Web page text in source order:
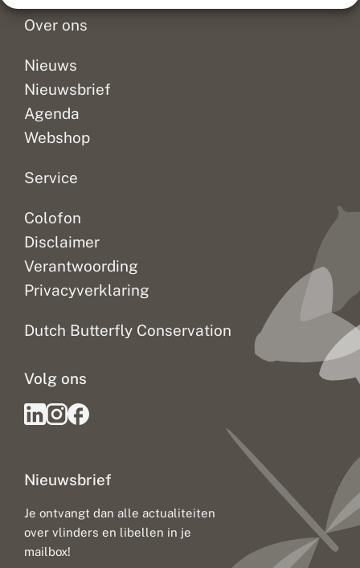
Over ons
Nieuws
Nieuwsbrief
Agenda
Webshop
Service
Colofon
Disclaimer
Verantwoording
Privacyverklaring
Dutch Butterfly Conservation
Nieuwsbrief
Je ontvangt dan alle actualiteiten
over vlinders en libellen in je
mailbox!
Volg ons